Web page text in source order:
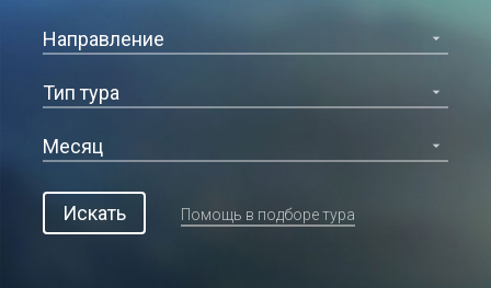
Искать Помощь в подборе тура